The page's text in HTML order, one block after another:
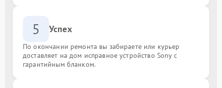
5 Успех
По окончании ремонта вы забираете или курьер
доставляет на дом исправное устройство Sony с
гарантийным бланком.